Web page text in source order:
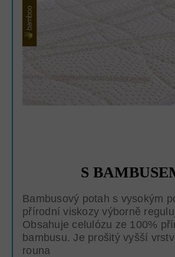
S
Bambusový potah s vysokým
přírodní viskozy výborně
Obsahuje celulózu ze 100%
bambusu. Je prošitý vyšší
rouna